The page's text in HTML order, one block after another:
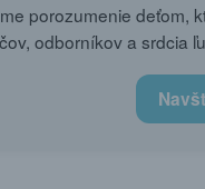
porozumenie deťom,
odborníkov a srdcia